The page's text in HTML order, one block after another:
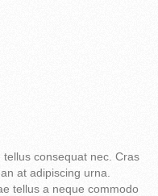
consequat nec. Cras
at adipiscing urna.
tellus a neque commodo